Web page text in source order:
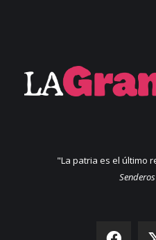
"La patria es el último